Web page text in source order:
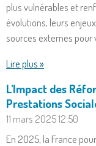
plus vulnérables et
évolutions, leurs
sources externes pour
Lire plus »
L'Impact des
Prestations
11 mars 202512:50
En 2025, la France